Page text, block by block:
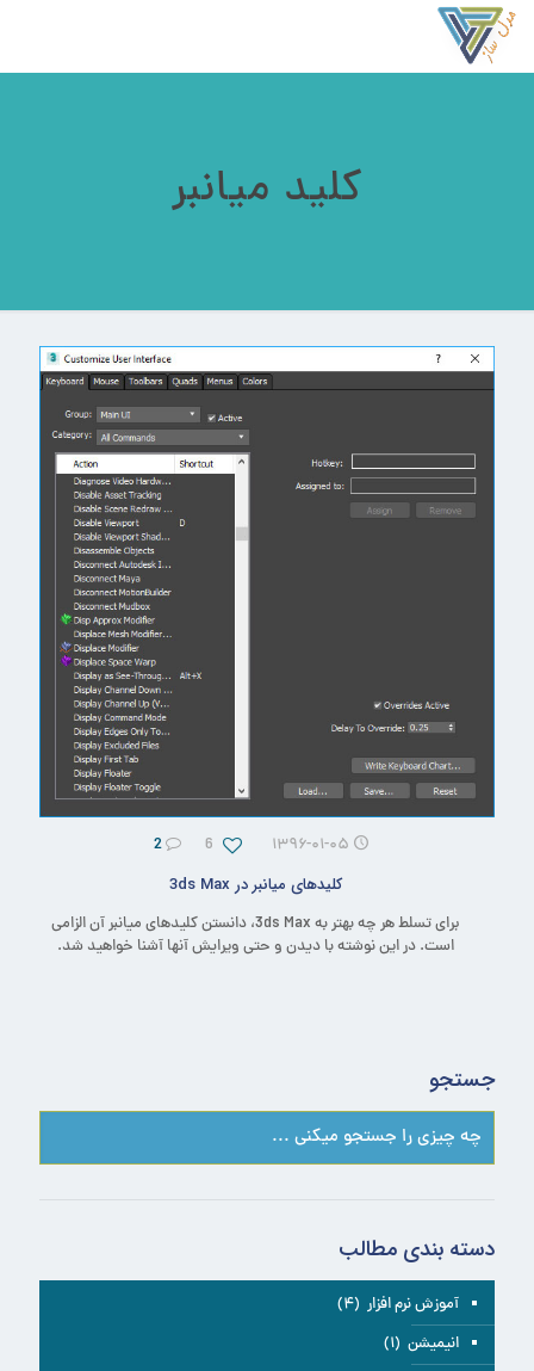
کلید میانبر
۱۳۹۶-۰۱-۰۵ 6
2
کلیدهای میانبر در 3ds Max
برای تسلط هر چه بهتر به 3ds Max، دانستن کلیدهای میانبر آن الزامی
است. در این نوشته با دیدن و حتی ویرایش آنها آشنا خواهید شد.
جستجو
دسته بندی مطالب
آموزش نرم افزار (۴)
انیمیشن (۱)